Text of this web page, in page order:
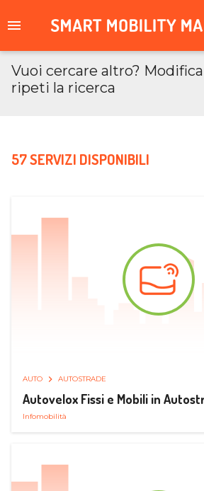
Vuoi cercare altro?
ripeti la ricerca
57 SERVIZI DISPONIBILI
AUTO AUTOSTRADE
Autovelox Fissi e Mobili in
Infomobilità